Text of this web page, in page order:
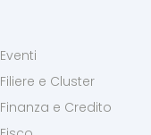
Eventi
Filiere e Cluster
Finanza e Credito